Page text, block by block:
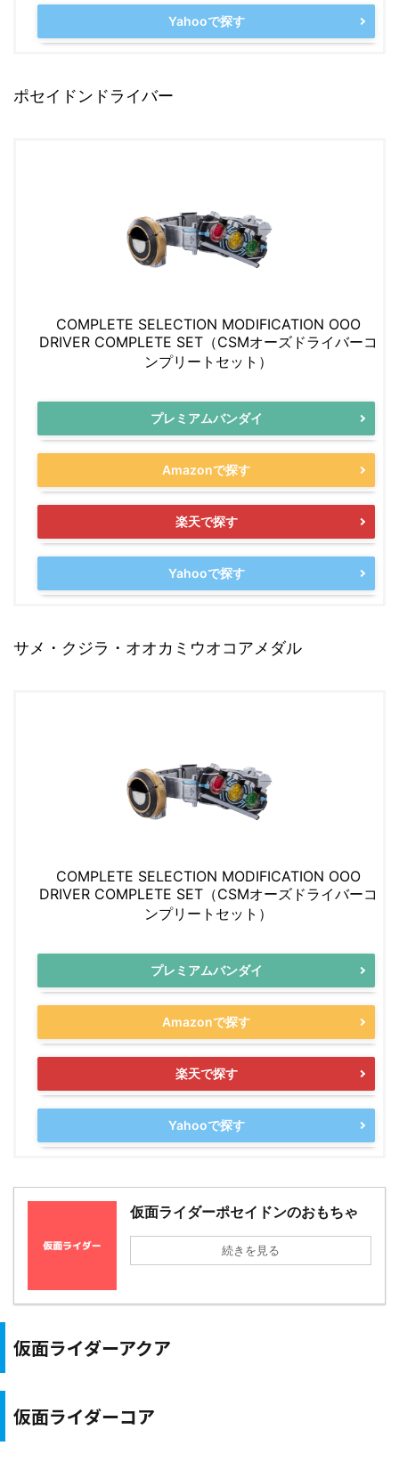
Yahooで探す
ポセイドンドライバー
COMPLETE SELECTION MODIFICATION OOO
DRIVER COMPLETE SET（CSMオーズドライバーコ
ンプリートセット）
プレミアムバンダイ
Amazonで探す
楽天で探す
Yahooで探す
サメ・クジラ・オオカミウオコアメダル
COMPLETE SELECTION MODIFICATION OOO
DRIVER COMPLETE SET（CSMオーズドライバーコ
ンプリートセット）
プレミアムバンダイ
Amazonで探す
楽天で探す
Yahooで探す
仮面ライダーポセイドンのおもちゃ
続きを見る
仮面ライダーアクア
仮面ライダーコア